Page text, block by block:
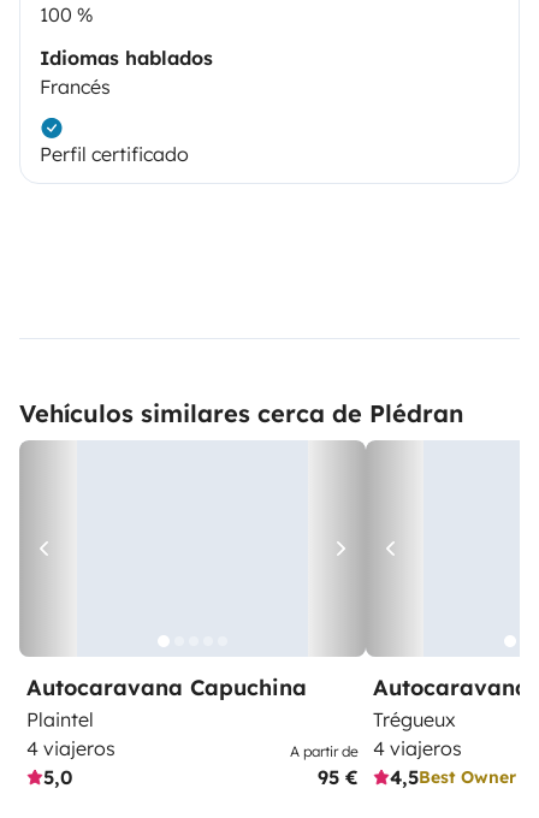
100 %
Idiomas hablados
Francés
Perfil certificado
Vehículos similares cerca de Plédran
Autocaravana Capuchina
Plaintel
4 viajeros
5,0
A partir de
95 €
Autocaravana
Trégueux
4 viajeros
4,5Best Owner